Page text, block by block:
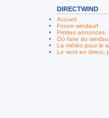
DIRECTWIND
Accueil
Forum windsurf
Petites annonces,
Où faire du
La météo pour le
Le vent en direct,